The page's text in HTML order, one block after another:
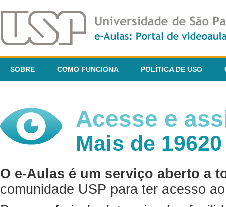
SOBRE COMO FUNCIONA POLÍTICA DE USO
Acesse e
Mais de
O e-Aulas é um serviço aberto a
comunidade USP para ter acesso